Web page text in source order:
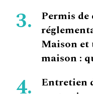
Permis
Maison et
maison :
Entretien